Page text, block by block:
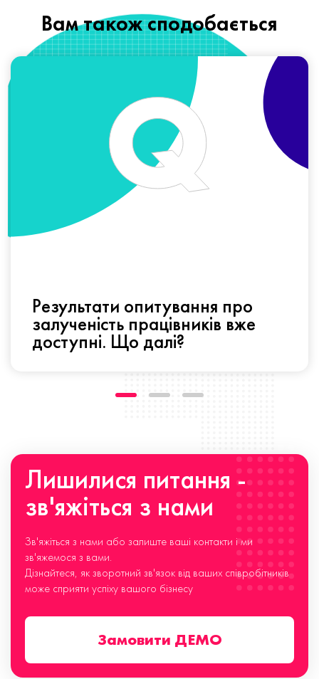
Вам також сподобається
Результати опитування про
залученість працівників вже
доступні. Що далі?
Лишилися питання -
зв'яжіться з нами
Зв'яжіться з нами або залиште ваші контакти і ми
зв'яжемося з вами.
Дізнайтеся, як зворотний зв'язок від ваших співробітників
може сприяти успіху вашого бізнесу
Замовити ДЕМО